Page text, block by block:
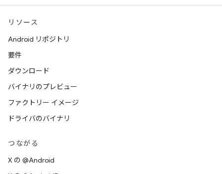
リソース
Android リポジトリ
要件
ダウンロード
バイナリのプレビュー
ファクトリー イメージ
ドライバのバイナリ
つながる
X の @Android